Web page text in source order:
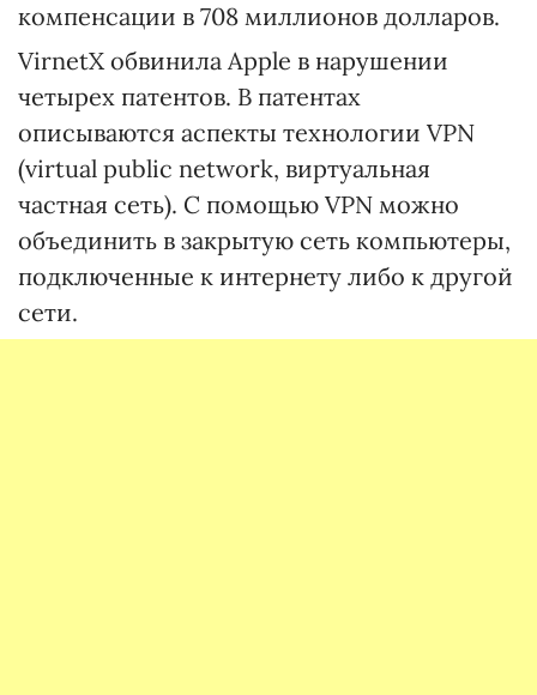
компенсации в 708 миллионов долларов.
VirnetX обвинила Apple в нарушении
четырех патентов. В патентах
описываются аспекты технологии VPN
(virtual public network, виртуальная
частная сеть). С помощью VPN можно
объединить в закрытую сеть компьютеры,
подключенные к интернету либо к другой
сети.